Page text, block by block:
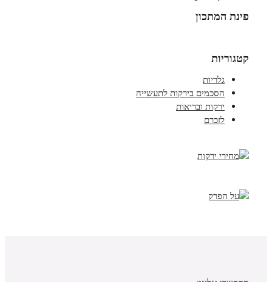
פינת המתכון
קטגוריות
גלריות
הסכמים בירקות לתעשייה
ירקות ובריאות
לזכרם